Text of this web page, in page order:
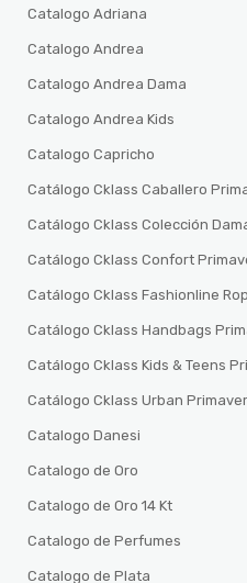
Catalogo Adriana
Catalogo Andrea
Catalogo Andrea Dama
Catalogo Andrea Kids
Catalogo Capricho
Catálogo Cklass Caballero
Catálogo Cklass Colección
Catálogo Cklass Confort
Catálogo Cklass Fashionline
Catálogo Cklass Handbags
Catálogo Cklass Kids & Teens
Catálogo Cklass Urban
Catalogo Danesi
Catalogo de Oro
Catalogo de Oro 14 Kt
Catalogo de Perfumes
Catalogo de Plata